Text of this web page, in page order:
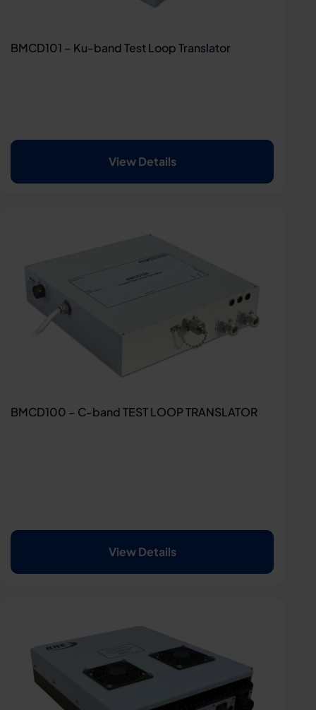
BMCD101 – Ku-band Test Loop Translator
View Details
BMCD100 – C-band TEST LOOP TRANSLATOR
View Details